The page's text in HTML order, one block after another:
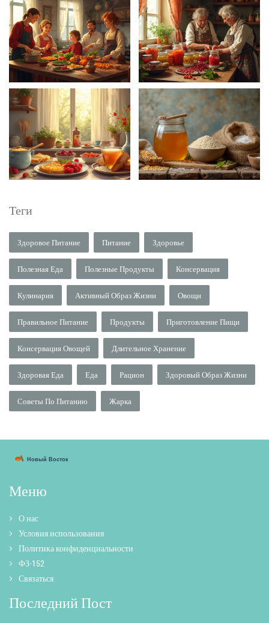
Теги
Здоровое Питание Питание Здоровье
Полезная Еда Полезные Продукты Консервация
Кулинария Активный Образ Жизни Овощи
Правильное Питание Продукты Приготовление Пищи
Консервация Овощей Длительное Хранение
Здоровая Еда Еда Рацион Здоровый Образ Жизни
Советы По Питанию Жарка
Меню
О нас
Условия использования
Политика конфиденциальности
ФЗ-152
Связаться
Последний Пост